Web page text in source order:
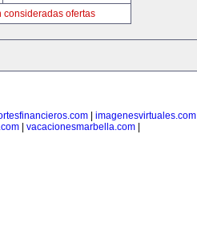
consideradas ofertas
imagenesvirtuales.com
vacacionesmarbella.com